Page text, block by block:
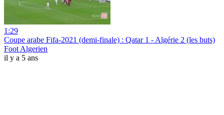
1:29
Coupe arabe Fifa-2021 (demi-finale) : Qatar 1 - Algérie 2 (les buts)
Foot Algerien
il y a 5 ans